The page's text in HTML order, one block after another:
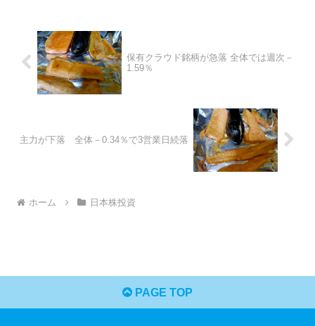
保有クラウド銘柄が急落 全体では週次－
1.59％
主力が下落 全体－0.34％で3営業日続落
ホーム 日本株投資
PAGE TOP